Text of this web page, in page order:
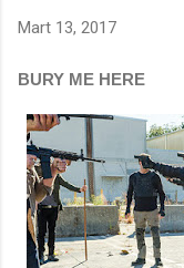
Mart 13, 2017
BURY ME HERE